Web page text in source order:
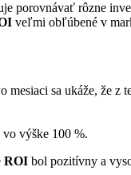
porovnávať rôzne
veľmi obľúbené v
mesiaci sa ukáže,
vo výške 100 %.
ROI bol pozitívny a